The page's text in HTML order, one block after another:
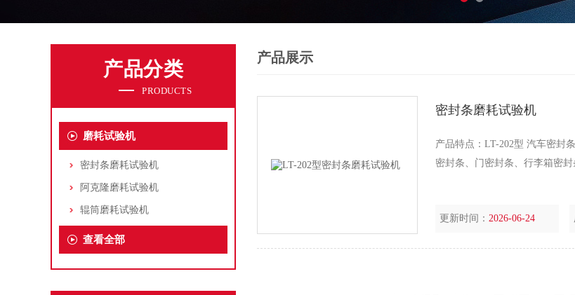
产品分类
PRODUCTS
磨耗试验机
密封条磨耗试验机
阿克隆磨耗试验机
辊筒磨耗试验机
查看全部
产品展示
密封条磨耗试验机
产品特点：LT-202型 汽车密封
密封条、门密封条、行李箱密封
更新时间：2026-06-24